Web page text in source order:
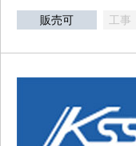
販売可 工事